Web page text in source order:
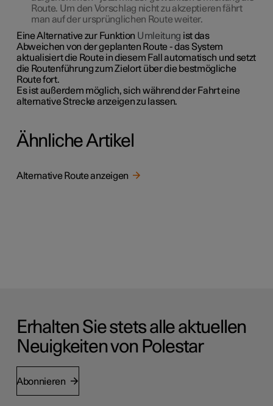
Route. Um den Vorschlag nicht zu akzeptierenfährt
man auf der ursprünglichen Route weiter.
Eine Alternative zur Funktion Umleitung ist das
Abweichen von der geplanten Route - das System
aktualisiert die Route in diesem Fall automatisch und setzt
die Routenführung zum Zielort über die bestmögliche
Route fort.
Es ist außerdem möglich, sich während der Fahrt eine
alternative Strecke anzeigen zu lassen.
Ähnliche Artikel
Alternative Route anzeigen
Erhalten Sie stets alle aktuellen
Neuigkeiten von Polestar
Abonnieren